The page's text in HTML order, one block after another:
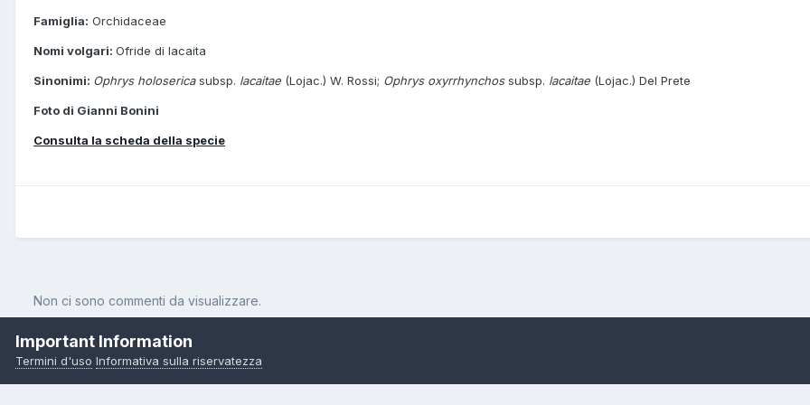
Famiglia: Orchidaceae
Nomi volgari: Ofride di lacaita
Sinonimi: Ophrys holosericasubsp. lacaitae (Lojac.) W. Rossi; Ophrys oxyrrhynchossubsp. lacaitae (Lojac.) Del Prete
Foto di Gianni Bonini
Consulta la scheda della specie
Non ci sono commenti da visualizzare.
Pagina Iniziale Orchidee Ophrys lacaitae Lojac.
Important Information
Termini d'uso Informativa sulla riservatezza